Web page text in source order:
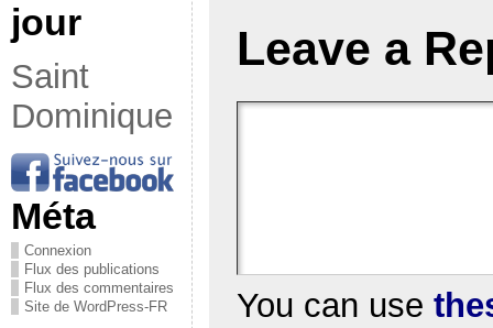
jour
Saint
Dominique
Méta
Connexion
Flux des publications
Flux des commentaires
Site de WordPress-FR
Leave a
You can use